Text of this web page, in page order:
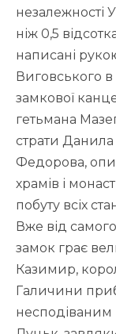
незалежності
ніж 0,5
написані
Виговського в
замкової
гетьмана
страти Данила
Федорова,
храмів і
побуту всіх
Вже від
замок грає
Казимир,
Галичини